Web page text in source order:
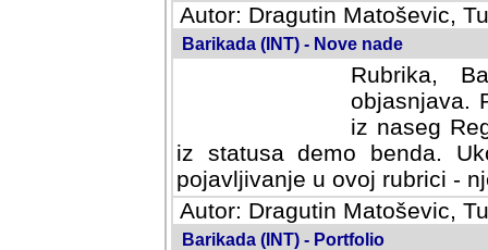
Autor: Dragutin Matoševic,
Barikada (INT) - Nove nade
Rubrika,
objasnjava.
iz naseg
iz statusa demo benda.
pojavljivanje u ovoj rubrici -
Autor: Dragutin Matoševic,
Barikada (INT) - Portfolio